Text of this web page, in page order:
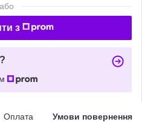
або
з
Оплата Умови повернення